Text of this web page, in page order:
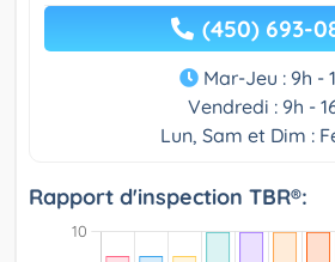
(450) 693-
Mar-Jeu : 9h -
Vendredi : 9h -
Lun, Sam et Dim :
Rapport d'inspection TBR®: